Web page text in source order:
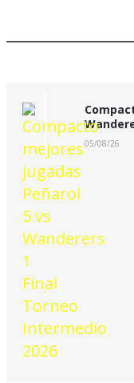
05/08/26